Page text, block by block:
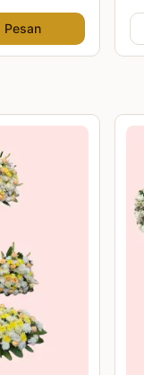
Pesan